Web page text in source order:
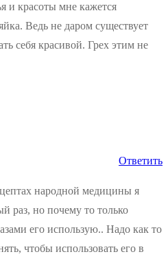
и красоты мне кажется
Ведь не даром существует
себя красивой. Грех этим не
Ответить
народной медицины я
раз, но почему то только
его использую.. Надо как то
чтобы использовать его в